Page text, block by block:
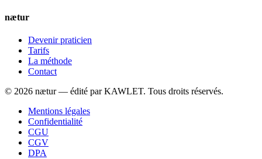
nætur
Devenir praticien
Tarifs
La méthode
Contact
© 2026 nætur — édité par KAWLET. Tous droits réservés.
Mentions légales
Confidentialité
CGU
CGV
DPA